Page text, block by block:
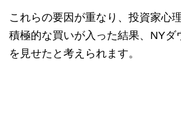
これらの要因が重なり、投資家心
積極的な買いが入った結果、NYダ
を見せたと考えられます。